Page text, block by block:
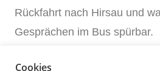
Rückfahrt nach Hirsau und
Gesprächen im Bus spürbar.
Cookies